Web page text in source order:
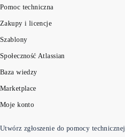
Pomoc techniczna
Zakupy i licencje
Szablony
Społeczność Atlassian
Baza wiedzy
Marketplace
Moje konto
Utwórz zgłoszenie do pomocy technicznej